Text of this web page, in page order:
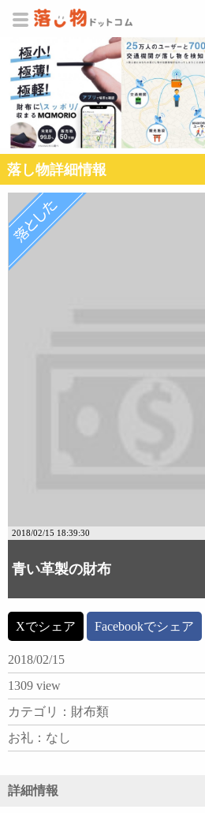
落し物詳細情報
2018/02/15 18:39:30
青い革製の財布
Xでシェア Facebookでシェア
2018/02/15
1309 view
カテゴリ：財布類
お礼：なし
詳細情報